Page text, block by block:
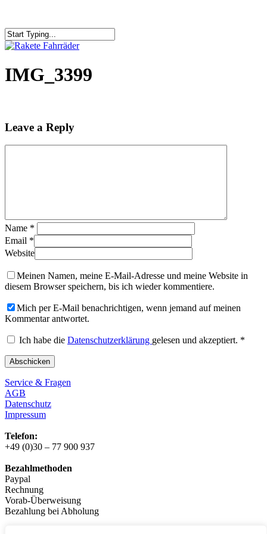
IMG_3399
Leave a Reply
Name *
Email *
Website
Meinen Namen, meine E-Mail-Adresse und meine Website in
diesem Browser speichern, bis ich wieder kommentiere.
Mich per E-Mail benachrichtigen, wenn jemand auf meinen
Kommentar antwortet.
Ich habe die Datenschutzerklärung gelesen und akzeptiert. *
Service & Fragen
AGB
Datenschutz
Impressum
Telefon:
+49 (0)30 – 77 900 937
Bezahlmethoden
Paypal
Rechnung
Vorab-Überweisung
Bezahlung bei Abholung